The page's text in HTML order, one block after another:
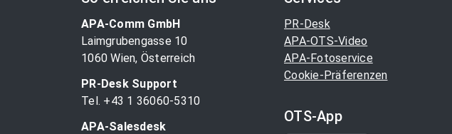
APA-Comm GmbH
Laimgrubengasse 10
1060 Wien, Österreich
PR-Desk Support
Tel. +43 1 36060-5310
APA-Salesdesk
PR-Desk
APA-OTS-Video
APA-Fotoservice
Cookie-Präferenzen
OTS-App